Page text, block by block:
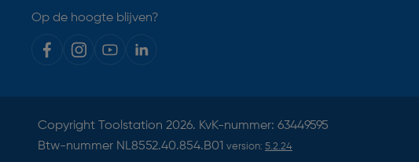
Op de hoogte blijven?
Copyright Toolstation 2026. KvK-nummer: 63449595
Btw-nummer NL8552.40.854.B01 version: 5.2.24